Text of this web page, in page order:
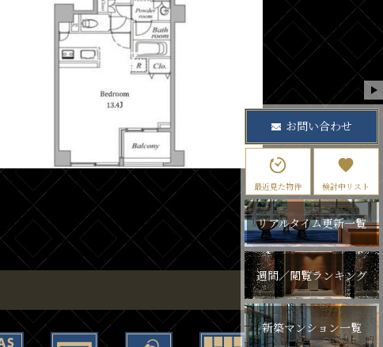
お問い合わせ
最近見た物件 検討中リスト
リアルタイム更新一覧
週間／閲覧ランキング
新築マンション一覧